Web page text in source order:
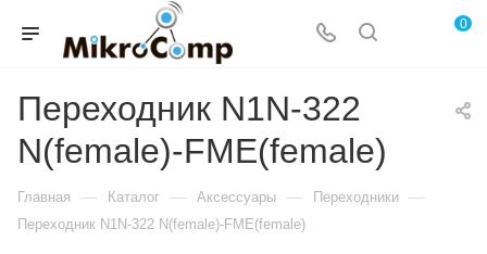
0
Переходник N1N-322
N(female)-FME(female)
Главная — Каталог — Аксессуары — Переходники —
Переходник N1N-322 N(female)-FME(female)